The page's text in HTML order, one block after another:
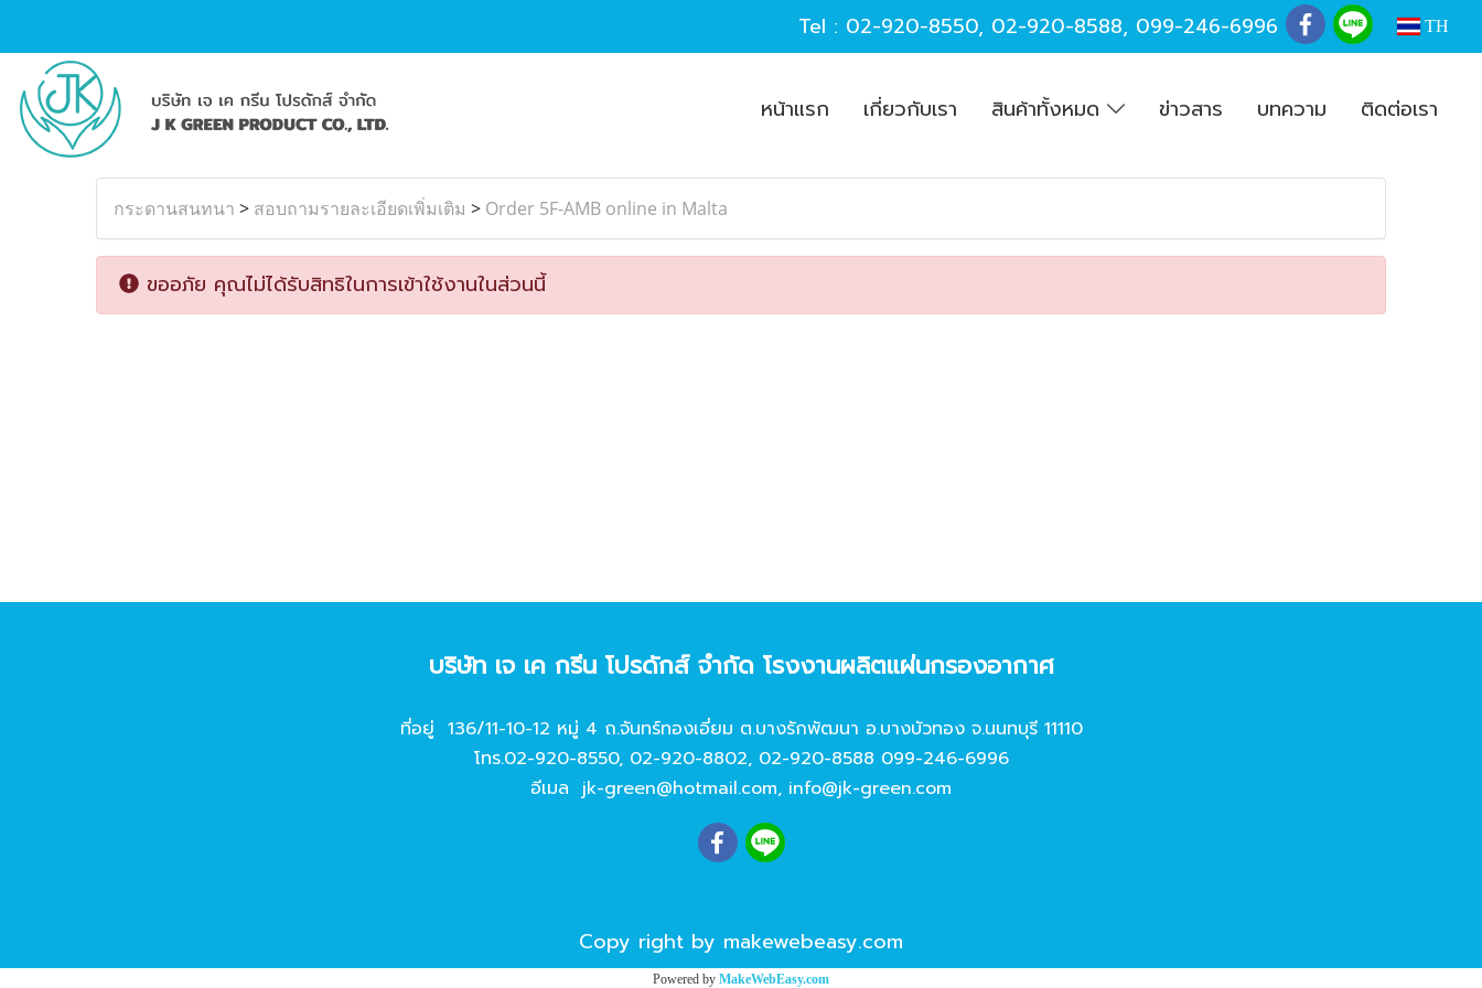
Tel : 02-920-8550, 02-920-8588, 099-246-6996 TH
หน้าแรก เกี่ยวกับเรา สินค้าทั้งหมด ข่าวสาร บทความ ติดต่อเรา
กระดานสนทนา > สอบถามรายละเอียดเพิ่มเติม > Order 5F-AMB online in Malta
ขออภัย คุณไม่ได้รับสิทธิในการเข้าใช้งานในส่วนนี้
บริษัท เจ เค กรีน โปรดักส์ จํากัด โรงงานผลิตแผ่นกรองอากาศ
ที่อยู่ 136/11-10-12 หมู่ 4 ถ.จันทร์ทองเอี่ยม ต.บางรักพัฒนา อ.บางบัวทอง จ.นนทบุรี 11110
โทร.02-920-8550, 02-920-8802, 02-920-8588 099-246-6996
อีเมล jk-green@hotmail.com, info@jk-green.com
Copy right by makewebeasy.com
Powered by MakeWebEasy.com